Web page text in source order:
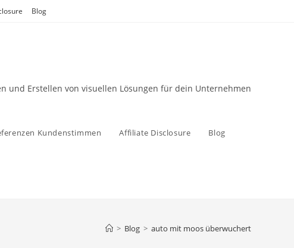
Blog
und Erstellen von visuellen Lösungen für dein Unternehmen
Kundenstimmen Affiliate Disclosure Blog
> Blog > auto mit moos überwuchert